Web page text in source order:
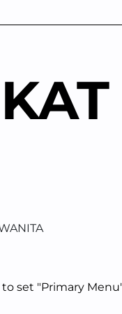
to set "Primary